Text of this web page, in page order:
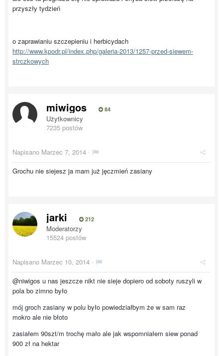
przyszły tydzień
o zaprawianiu szczepieniu i herbicydach
http://www.kpodr.pl/index.php/galeria-2013/1257-przed-siewem-
strczkowych
miwigos 84
Użytkownicy
7235 postów
Napisano Marzec 7, 2014 ·
Grochu nie siejesz ja mam już jęczmień zasiany
jarki 212
Moderatorzy
15524 postów
Napisano Marzec 10, 2014 ·
@niwigos u nas jeszcze nikt nie sieje dopiero od soboty ruszyli w
pola bo zimno było
mój groch zasiany w polu było powiedziałbym że w sam raz
mokro ale nie błoto
zasiałem 90szt/m trochę mało ale jak wspomniałem siew ponad
900 zł na hektar